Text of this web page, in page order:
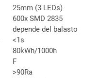
25mm (3 LEDs)
600x SMD 2835
depende del balasto
<1s
80kWh/1000h
F
>90Ra